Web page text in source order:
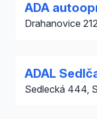
ADA
Drahanovice
ADAL
Sedlecká 444,